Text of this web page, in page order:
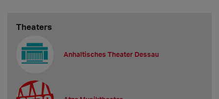
Theaters
Anhaltisches Theater Dessau